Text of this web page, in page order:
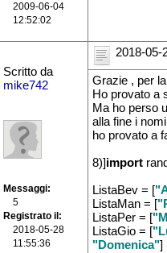
2009-06-04
12:52:02
Scritto da
mike742
Messaggi
5
Registrato il
2018-05-28
11:55:36
2018-05-
Grazie , per
Ho provato a
Ma ho perso
alla fine i
ho provato a
8)]import
ListaBev = [
ListaMan = [
ListaPer = [
ListaGio = [
"Domenica"]